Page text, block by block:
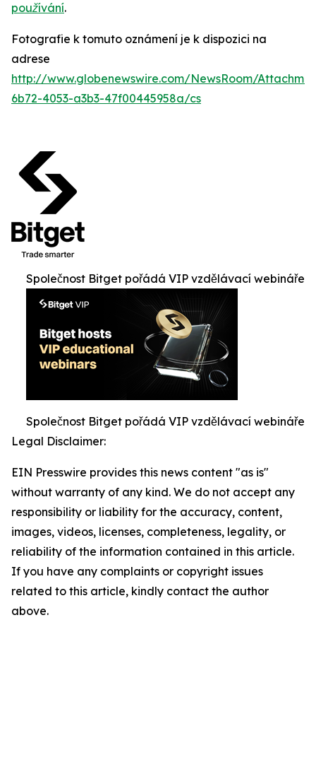
používání.
Fotografie k tomuto oznámení je k dispozici na
adrese
http://www.globenewswire.com/NewsRoom/
6b72-4053-a3b3-47f00445958a/cs
Společnost Bitget pořádá VIP vzdělávací webináře
Společnost Bitget pořádá VIP vzdělávací webináře
Legal Disclaimer:
EIN Presswire provides this news content "as is"
without warranty of any kind. We do not accept any
responsibility or liability for the accuracy, content,
images, videos, licenses, completeness, legality, or
reliability of the information contained in this article.
If you have any complaints or copyright issues
related to this article, kindly contact the author
above.